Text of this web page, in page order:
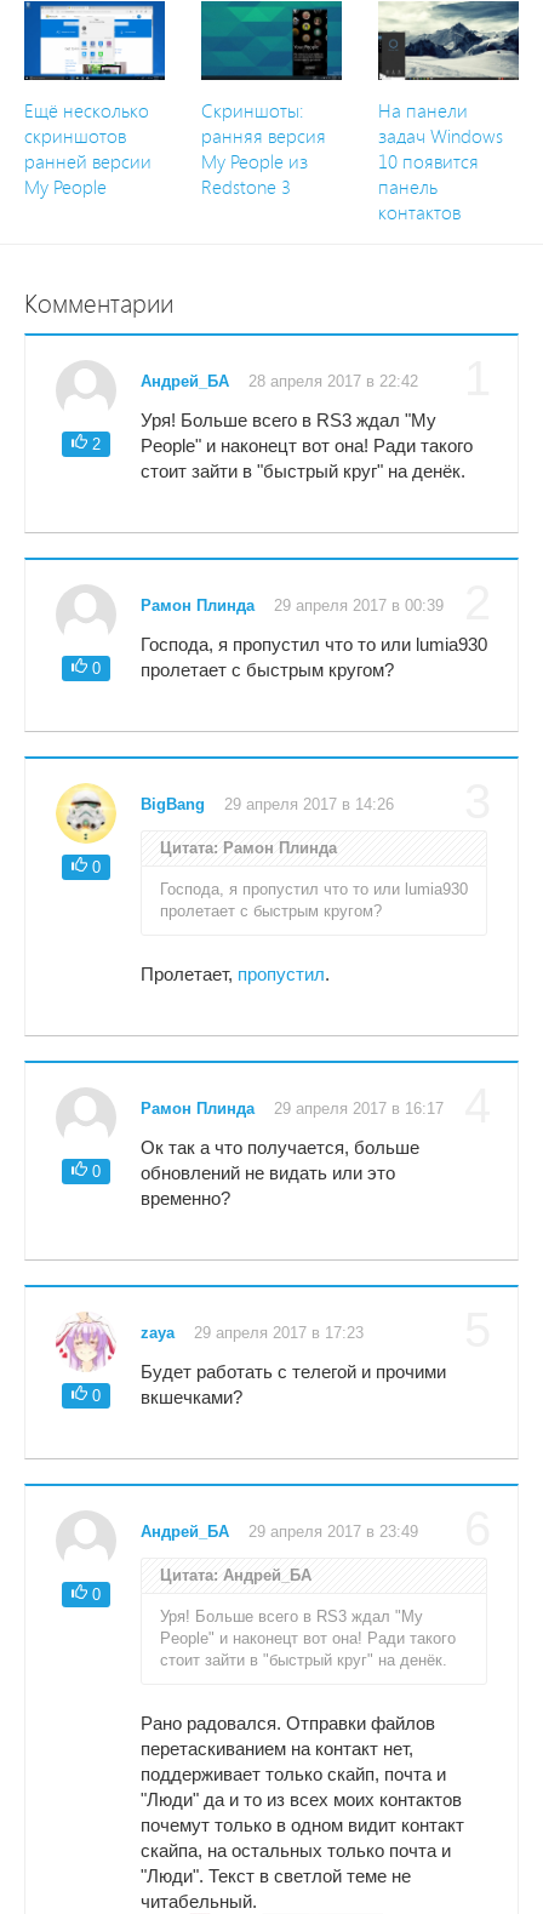
Ещё несколько
скриншотов
ранней версии
My People
Скриншоты:
ранняя версия
My People из
Redstone 3
На панели
задач Windows
10 появится
панель
контактов
Комментарии
2
Андрей_БА 28 апреля 2017 в 22:42
Уря! Больше всего в RS3 ждал "My
People" и наконецт вот она! Ради такого
стоит зайти в "быстрый круг" на денёк.
0
Рамон Плинда 29 апреля 2017 в 00:39
Господа, я пропустил что то или lumia930
пролетает с быстрым кругом?
0
BigBang 29 апреля 2017 в 14:26
Цитата: Рамон Плинда
Господа, я пропустил что то или lumia930
пролетает с быстрым кругом?
Пролетает, пропустил.
0
Рамон Плинда 29 апреля 2017 в 16:17
Ок так а что получается, больше
обновлений не видать или это
временно?
0
zaya 29 апреля 2017 в 17:23
Будет работать с телегой и прочими
вкшечками?
0
Андрей_БА 29 апреля 2017 в 23:49
Цитата: Андрей_БА
Уря! Больше всего в RS3 ждал "My
People" и наконецт вот она! Ради такого
стоит зайти в "быстрый круг" на денёк.
Рано радовался. Отправки файлов
перетаскиванием на контакт нет,
поддерживает только скайп, почта и
"Люди" да и то из всех моих контактов
почемут только в одном видит контакт
скайпа, на остальных только почта и
"Люди". Текст в светлой теме не
читабельный.